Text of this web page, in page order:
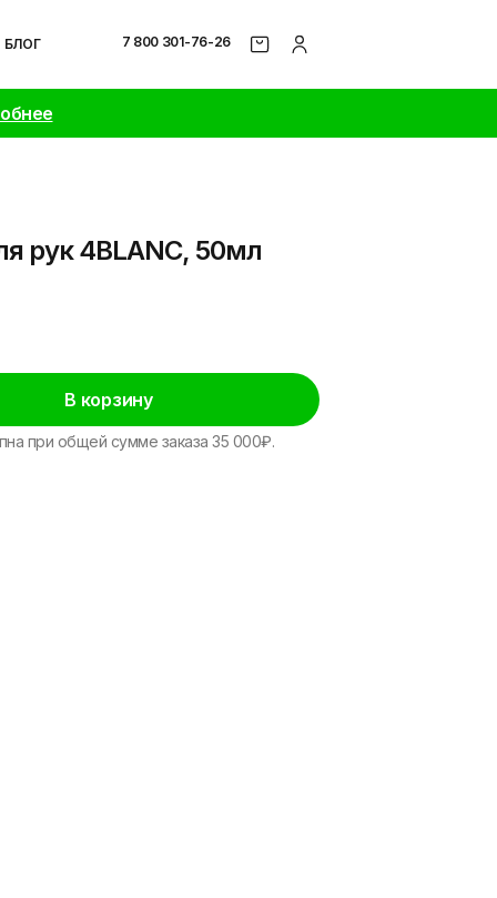
БЛОГ 7 800 301-76-26
рук 4BLANC, 50мл
В корзину
при общей сумме заказа 35 000₽.